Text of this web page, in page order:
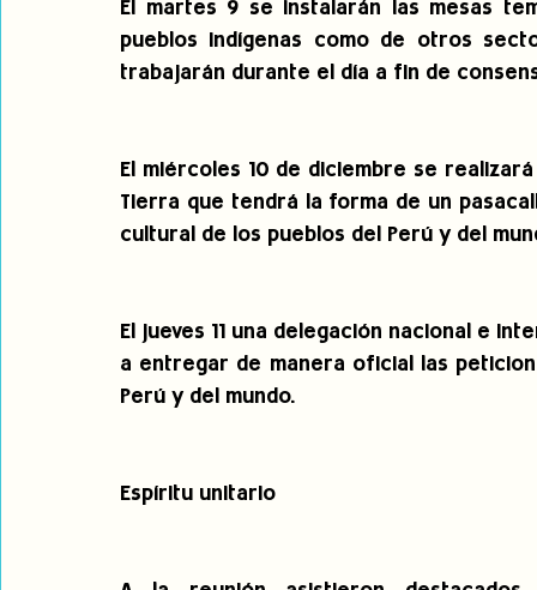
El martes 9 se instalarán las mesas
pueblos indígenas como de otros
trabajarán durante el día a fin de
El miércoles 10 de diciembre se
Tierra que tendrá la forma de un
cultural de los pueblos del Perú y del
El jueves 11 una delegación nacional e
a entregar de manera oficial las
Perú y del mundo.
Espíritu unitario